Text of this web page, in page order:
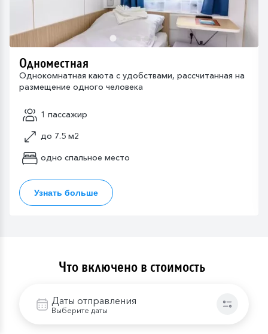
Даты отправления
Выберите даты
Одноместная
Однокомнатная каюта с удобствами, рассчитанная на
размещение одного человека
1 пассажир
до 7.5 м2
одно спальное место
Узнать больше
Что включено в стоимость
Проживание в каюте выбранной категории
Питание в соответствии с выбранным тарифом: